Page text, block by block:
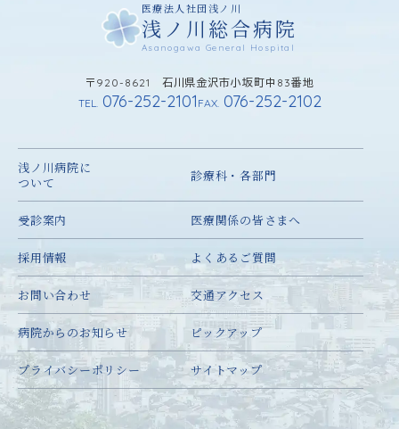
医療法人社団浅ノ川
浅ノ川総合病院
Asanogawa General Hospital
〒920-8621 石川県金沢市小坂町中83番地
TEL.076-252-2101 FAX.076-252-2102
浅ノ川病院に
ついて
診療科・各部門
受診案内 医療関係の皆さまへ
採用情報 よくあるご質問
お問い合わせ 交通アクセス
病院からのお知らせ ピックアップ
プライバシーポリシー サイトマップ